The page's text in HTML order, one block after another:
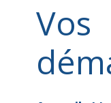
Vos